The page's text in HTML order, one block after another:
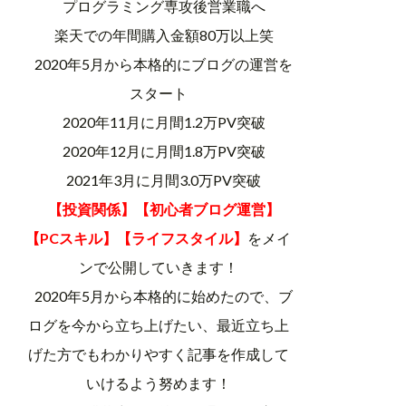
プログラミング専攻後営業職へ
楽天での年間購入金額80万以上笑
2020年5月から本格的にブログの運営を
スタート
2020年11月に月間1.2万PV突破
2020年12月に月間1.8万PV突破
2021年3月に月間3.0万PV突破
【投資関係】【初心者ブログ運営】
【PCスキル】【ライフスタイル】 をメイ
ンで公開していきます！
2020年5月から本格的に始めたので、ブ
ログを今から立ち上げたい、最近立ち上
げた方でもわかりやすく記事を作成して
いけるよう努めます！